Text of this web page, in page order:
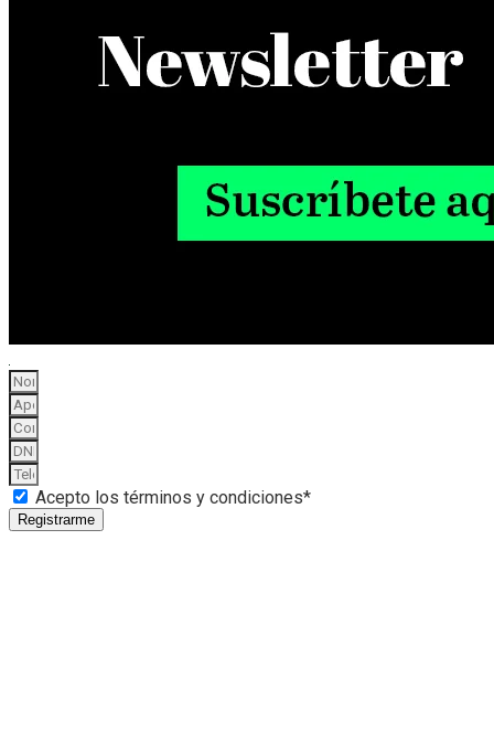
Acepto los términos y condiciones*
Registrarme